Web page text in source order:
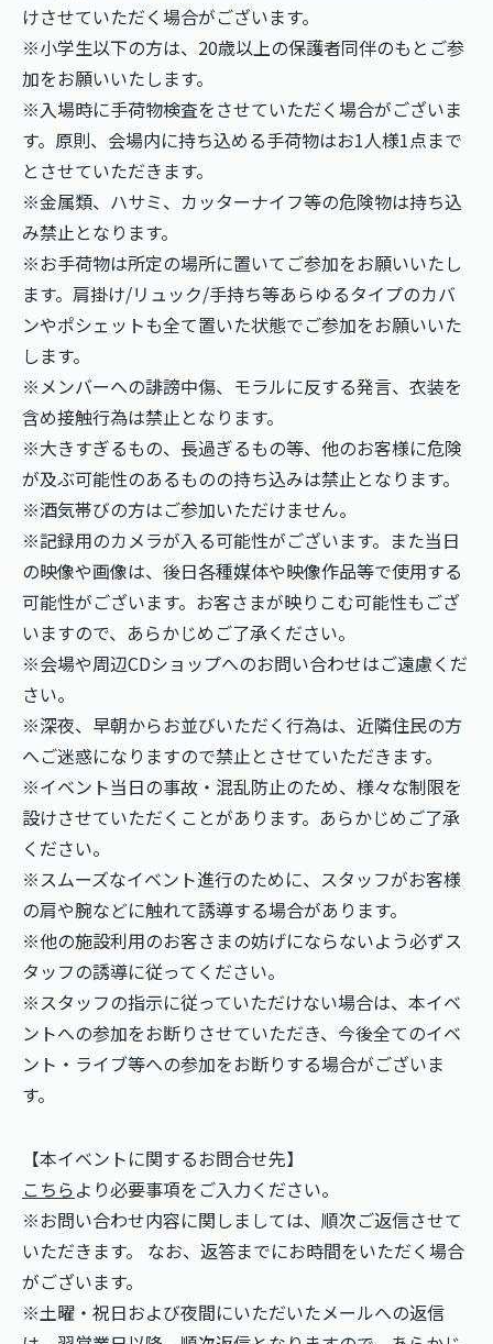
けさせていただく場合がございます。
※小学生以下の方は、20歳以上の保護者同伴のもとご参
加をお願いいたします。
※入場時に手荷物検査をさせていただく場合がございま
す。原則、会場内に持ち込める手荷物はお1人様1点まで
とさせていただきます。
※金属類、ハサミ、カッターナイフ等の危険物は持ち込
み禁止となります。
※お手荷物は所定の場所に置いてご参加をお願いいたし
ます。肩掛け/リュック/手持ち等あらゆるタイプのカバ
ンやポシェットも全て置いた状態でご参加をお願いいた
します。
※メンバーへの誹謗中傷、モラルに反する発言、衣装を
含め接触行為は禁止となります。
※大きすぎるもの、長過ぎるもの等、他のお客様に危険
が及ぶ可能性のあるものの持ち込みは禁止となります。
※酒気帯びの方はご参加いただけません。
※記録用のカメラが入る可能性がございます。また当日
の映像や画像は、後日各種媒体や映像作品等で使用する
可能性がございます。お客さまが映りこむ可能性もござ
いますので、あらかじめご了承ください。
※会場や周辺CDショップへのお問い合わせはご遠慮くだ
さい。
※深夜、早朝からお並びいただく行為は、近隣住民の方
へご迷惑になりますので禁止とさせていただきます。
※イベント当日の事故・混乱防止のため、様々な制限を
設けさせていただくことがあります。あらかじめご了承
ください。
※スムーズなイベント進行のために、スタッフがお客様
の肩や腕などに触れて誘導する場合があります。
※他の施設利用のお客さまの妨げにならないよう必ずス
タッフの誘導に従ってください。
※スタッフの指示に従っていただけない場合は、本イベ
ントへの参加をお断りさせていただき、今後全てのイベ
ント・ライブ等への参加をお断りする場合がございま
す。
【本イベントに関するお問合せ先】
こちらより必要事項をご入力ください。
※お問い合わせ内容に関しましては、順次ご返信させて
いただきます。 なお、返答までにお時間をいただく場合
がございます。
※土曜・祝日および夜間にいただいたメールへの返信